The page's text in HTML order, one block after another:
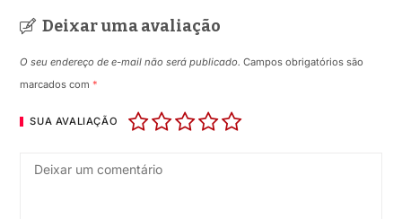
Deixar uma avaliação
O seu endereço de e-mail não será publicado. Campos obrigatórios são
marcados com*
SUA AVALIAÇÃO